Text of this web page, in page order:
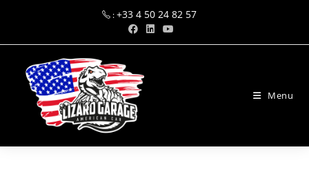
:+33 4 50 24 82 57
Menu